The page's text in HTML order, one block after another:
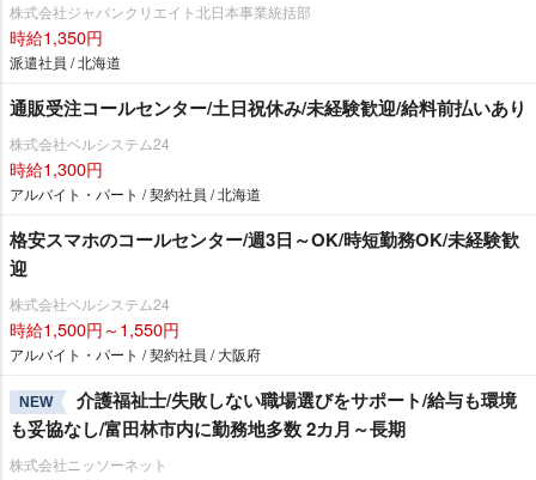
株式会社ジャパンクリエイト北日本事業統括部
時給1,350円
派遣社員 / 北海道
通販受注コールセンター/土日祝休み/未経験歓迎/給料前払いあり
株式会社ベルシステム24
時給1,300円
アルバイト・パート / 契約社員 / 北海道
格安スマホのコールセンター/週3日～OK/時短勤務OK/未経験歓
迎
株式会社ベルシステム24
時給1,500円～1,550円
アルバイト・パート / 契約社員 / 大阪府
NEW
介護福祉士/失敗しない職場選びをサポート/給与も環境
も妥協なし/富田林市内に勤務地多数 2カ月～長期
株式会社ニッソーネット